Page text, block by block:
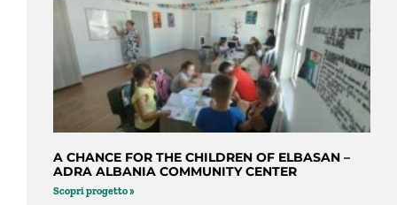
A CHANCE FOR THE CHILDREN OF ELBASAN –
ADRA ALBANIA COMMUNITY CENTER
Scopri progetto »